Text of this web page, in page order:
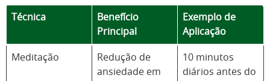
Técnica
Benefício
Principal
Exemplo de
Aplicação
Meditação
Redução de
ansiedade em
10 minutos
diários antes do